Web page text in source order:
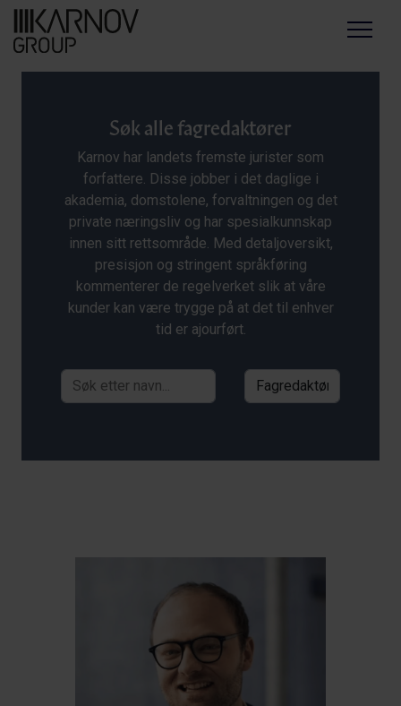
Menu
Søk alle fagredaktører
Karnov har landets fremste jurister som
forfattere. Disse jobber i det daglige i
akademia, domstolene, forvaltningen og det
private næringsliv og har spesialkunnskap
innen sitt rettsområde. Med detaljoversikt,
presisjon og stringent språkføring
kommenterer de regelverket slik at våre
kunder kan være trygge på at det til enhver
tid er ajourført.